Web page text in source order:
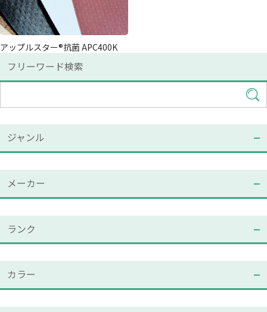
アップルスター®抗菌 APC400K
フリーワード検索
ジャンル
メーカー
ランク
カラー